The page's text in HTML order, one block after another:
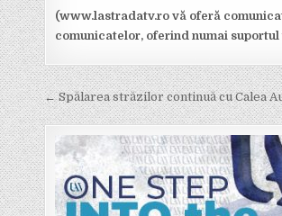
(www.lastradatv.ro vă oferă
comunicatelor, oferind numai
Post
navigation
← Spălarea străzilor continuă cu Calea